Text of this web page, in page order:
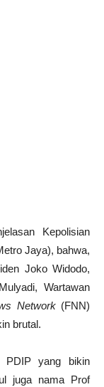
Kepolisian
Jaya), bahwa,
Joko Widodo,
Wartawan
Network(FNN)
brutal.
PDIP yang bikin
juga nama Prof